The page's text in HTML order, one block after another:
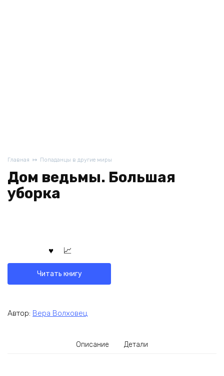
Главная Попаданцы в другие миры
Дом ведьмы. Большая
уборка
Читать книгу
Автор: Вера Волховец
Описание Детали